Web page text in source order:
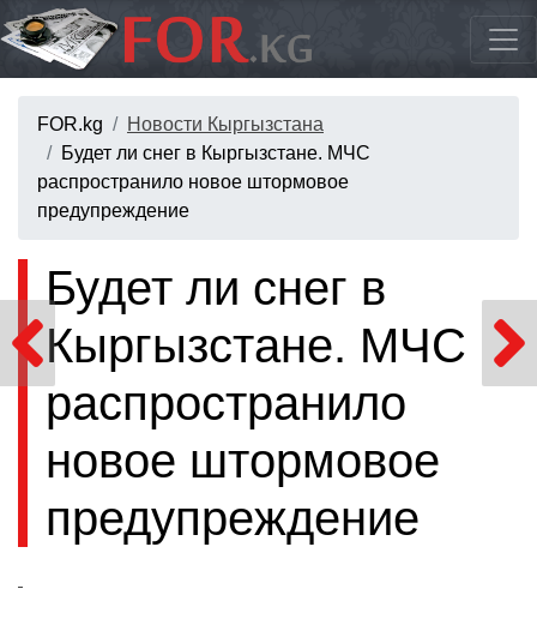
FOR.kg
Новости Кыргызстана
Будет ли снег в Кыргызстане. МЧС
распространило новое штормовое
предупреждение
Будет ли снег в
Кыргызстане. МЧС
распространило
новое штормовое
предупреждение